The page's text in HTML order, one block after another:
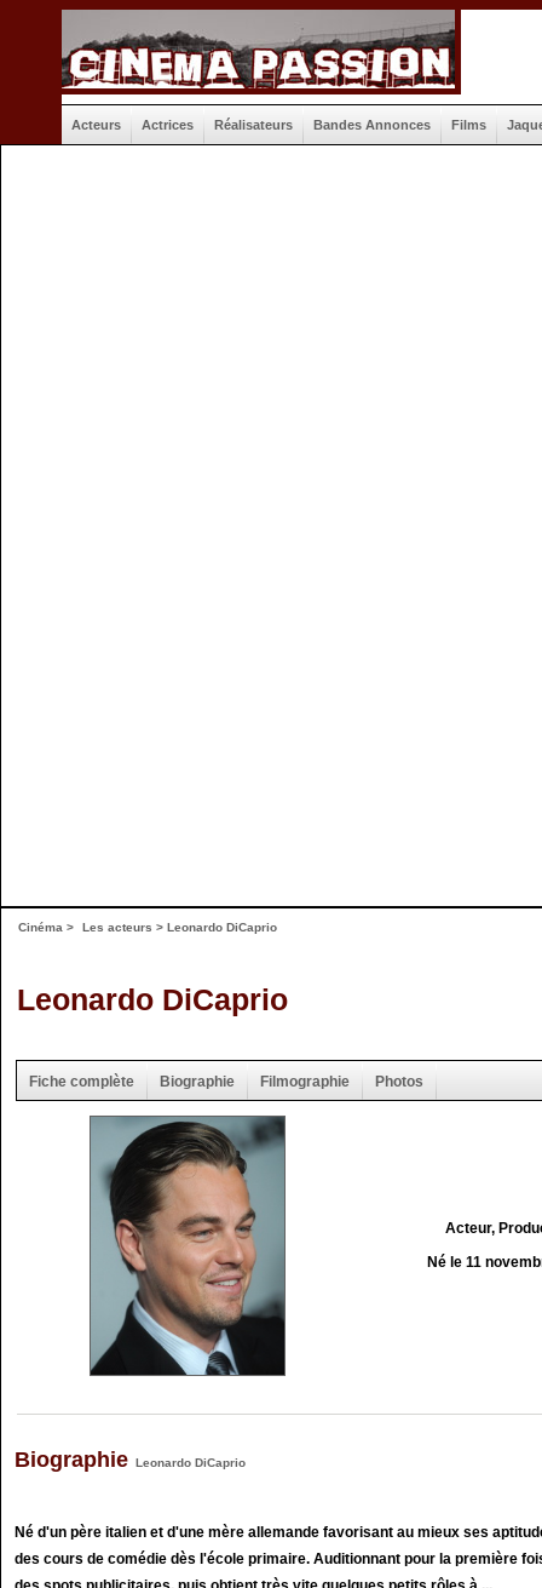
Acteurs Actrices Réalisateurs Bandes Annonces Films
Cinéma > Les acteurs > Leonardo DiCaprio
Leonardo DiCaprio
Fiche complète Biographie Filmographie Photos
Acteur,
Né le 11
Biographie Leonardo DiCaprio
Né d'un père italien et d'une mère allemande favorisant au mieux ses
des cours de comédie dès l'école primaire. Auditionnant pour la première